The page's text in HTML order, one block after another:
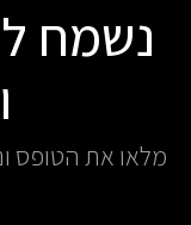
נשמח
מלאו את הטופס